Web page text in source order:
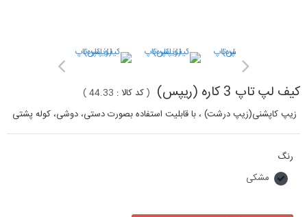
کیف لپ تاپ 3 کاره (ریپس) (کد کالا : 44.33
)
زیپ کاپشنی(زیپ درشت) ، با قابلیت استفاده بصورت دستی، دوشی، کوله پشتی
رنگ
مشکی